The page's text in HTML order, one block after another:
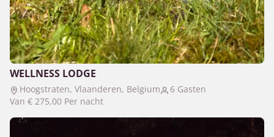
WELLNESS LODGE
Hoogstraten, Vlaanderen, Belgium
6 Gasten
Van € 275,00 Per nacht